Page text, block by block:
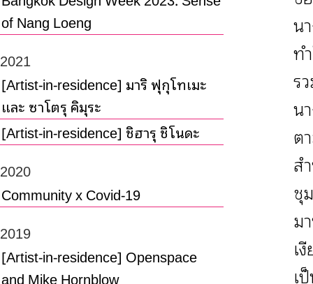
of Nang Loeng
2021
[Artist-in-residence] มาริ ฟุกุโทเมะ
และ ซาโตรุ คิมุระ
[Artist-in-residence] ชิฮารุ ชิโนดะ
2020
Community x Covid-19
2019
[Artist-in-residence] Openspace
and Mike Hornblow
น
ท
ร
น
ต
ส
ชุ
ม
เ
เ